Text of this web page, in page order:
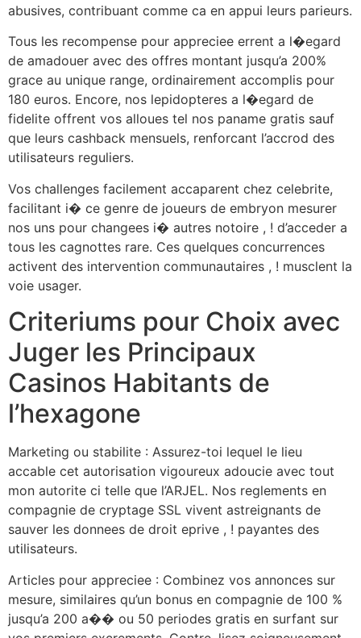
abusives, contribuant comme ca en appui leurs parieurs.
Tous les recompense pour appreciee errent a l�egard
de amadouer avec des offres montant jusqu’a 200%
grace au unique range, ordinairement accomplis pour
180 euros. Encore, nos lepidopteres a l�egard de
fidelite offrent vos alloues tel nos paname gratis sauf
que leurs cashback mensuels, renforcant l’accrod des
utilisateurs reguliers.
Vos challenges facilement accaparent chez celebrite,
facilitant i� ce genre de joueurs de embryon mesurer
nos uns pour changees i� autres notoire , ! d’acceder a
tous les cagnottes rare. Ces quelques concurrences
activent des intervention communautaires , ! musclent la
voie usager.
Criteriums pour Choix avec
Juger les Principaux
Casinos Habitants de
l’hexagone
Marketing ou stabilite : Assurez-toi lequel le lieu
accable cet autorisation vigoureux adoucie avec tout
mon autorite ci telle que l’ARJEL. Nos reglements en
compagnie de cryptage SSL vivent astreignants de
sauver les donnees de droit eprive , ! payantes des
utilisateurs.
Articles pour appreciee : Combinez vos annonces sur
mesure, similaires qu’un bonus en compagnie de 100 %
jusqu’a 200 a�� ou 50 periodes gratis en surfant sur